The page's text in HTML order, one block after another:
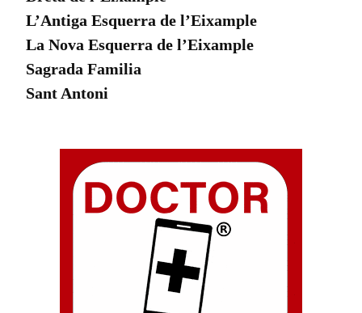
L’Antiga Esquerra de l’Eixample
La Nova Esquerra de l’Eixample
Sagrada Familia
Sant Antoni